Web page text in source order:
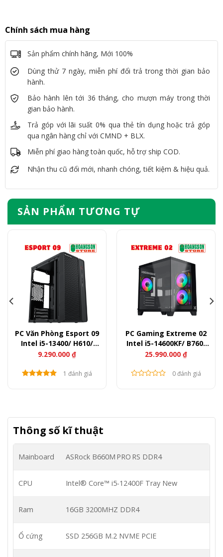
Chính sách mua hàng
Sản phẩm chính hãng, Mới 100%
Dùng thử 7 ngày, miễn phí đổi trả trong thời gian bảo
hành.
Bảo hành lên tới 36 tháng, cho mượn máy trong thời
gian bảo hành.
Trả góp với lãi suất 0% qua thẻ tín dụng hoặc trả góp
qua ngân hàng chỉ với CMND + BLX.
Miễn phí giao hàng toàn quốc, hỗ trợ ship COD.
Nhận thu cũ đổi mới, nhanh chóng, tiết kiệm & hiệu quả.
SẢN PHẨM TƯƠNG TỰ
PC Văn Phòng Esport 09
Intel i5-13400/ H610/
Ram 16GB/ SSD 256GB
9.290.000 ₫
1 đánh giá
PC Gaming Extreme 02
Intel i5-14600KF/ B760/
Ram 32GB/ SSD 500GB/
25.990.000 ₫
0 đánh giá
Thông số kĩ thuật
Mainboard ASRock B660M PRO RS DDR4
CPU Intel® Core™ i5-12400F Tray New
Ram 16GB 3200MHZ DDR4
Ổ cứng SSD 256GB M.2 NVME PCIE